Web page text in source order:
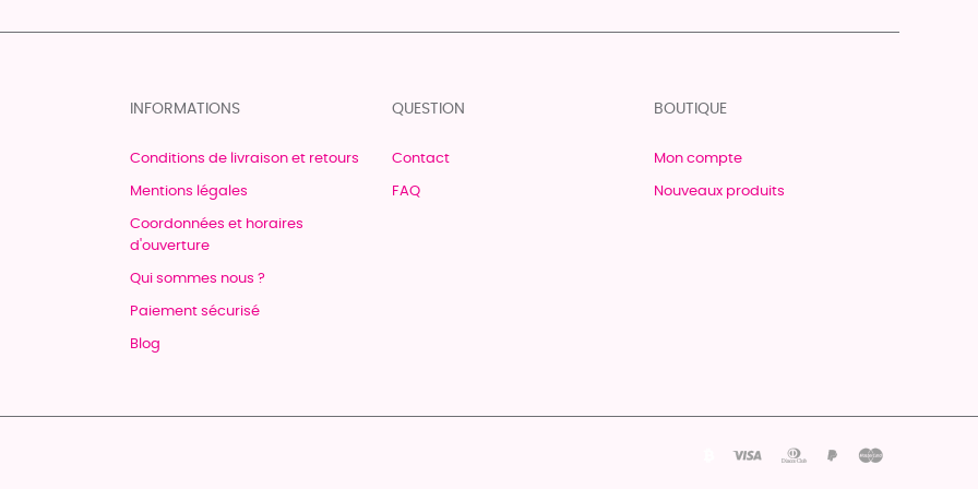
INFORMATIONS
Conditions de livraison et retours
Mentions légales
Coordonnées et horaires
d'ouverture
Qui sommes nous ?
Paiement sécurisé
Blog
QUESTION
Contact
FAQ
BOUTIQUE
Mon compte
Nouveaux produits